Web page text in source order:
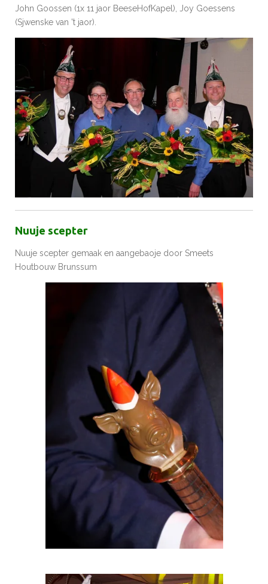
John Goossen (1x 11 jaor BeeseHofKapel), Joy Goessens
(Sjwenske van 't jaor).
Nuuje scepter
Nuuje scepter gemaak en aangebaoje door Smeets
Houtbouw Brunssum